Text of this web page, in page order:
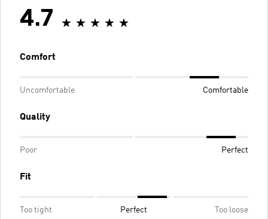
4.7
Comfort
Uncomfortable Comfortable
Quality
Poor Perfect
Fit
Too tight Perfect Too loose